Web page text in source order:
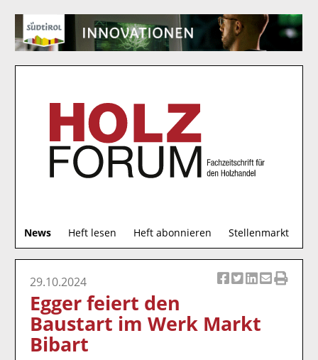
News Heft lesen Heft abonnieren Stellenmarkt
u
c
k k k k
29.10.2024
Egger feiert den
Baustart im Werk Markt
Bibart